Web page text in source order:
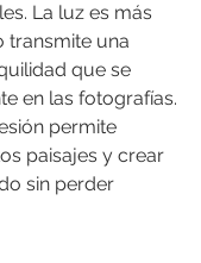
La luz es más
transmite una
que se
en las fotografías.
permite
paisajes y crear
sin perder